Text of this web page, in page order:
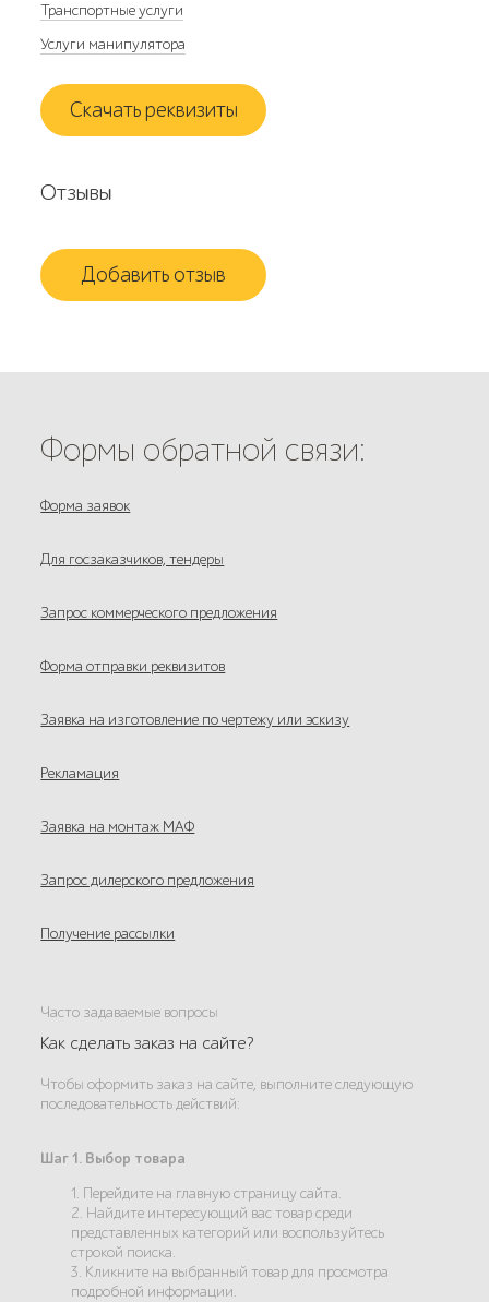
Транспортные услуги
Услуги манипулятора
Скачать реквизиты
Отзывы
Добавить отзыв
Формы обратной связи:
Форма заявок
Для госзаказчиков, тендеры
Запрос коммерческого предложения
Форма отправки реквизитов
Заявка на изготовление по чертежу или эскизу
Рекламация
Заявка на монтаж МАФ
Запрос дилерского предложения
Получение рассылки
Часто задаваемые вопросы
Как сделать заказ на сайте?
Чтобы оформить заказ на сайте, выполните следующую
последовательность действий:
Шаг 1. Выбор товара
1. Перейдите на главную страницу сайта.
2. Найдите интересующий вас товар среди
представленных категорий или воспользуйтесь
строкой поиска.
3. Кликните на выбранный товар для просмотра
подробной информации.